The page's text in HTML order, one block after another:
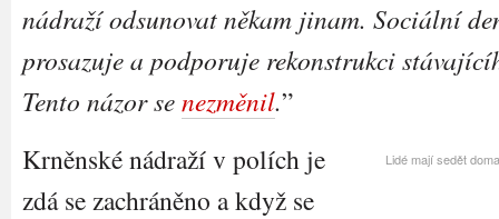
nádraží odsunovat někam jinam. Sociální
prosazuje a podporuje rekonstrukci
Tento názor senezměnil.”
Lidé mají sedět
Krněnské nádraží v polích je
zdá se zachráněno a když se